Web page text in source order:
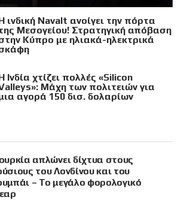
ινδική Navalt ανοίγει την πόρτα
Μεσογείου! Στρατηγική απόβαση
Κύπρο με ηλιακά-ηλεκτρικά
Ινδία χτίζει πολλές «Silicon
Μάχη των πολιτειών για
αγορά 150 δισ. δολαρίων
απλώνει δίχτυα στους
του Λονδίνου και του
– Το μεγάλο φορολογικό